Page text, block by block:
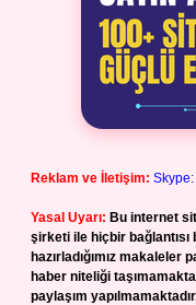
Reklam ve İletişim:
Yasal Uyarı: Bu internet
şirketi ile hiçbir bağlantısı
hazırladığımız
haber niteliği
paylaşım